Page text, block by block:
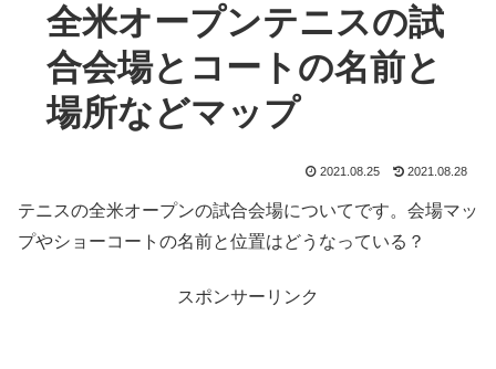
全米オープンテニスの試
合会場とコートの名前と
場所などマップ
2021.08.25 2021.08.28
テニスの全米オープンの試合会場についてです。会場マッ
プやショーコートの名前と位置はどうなっている？
スポンサーリンク